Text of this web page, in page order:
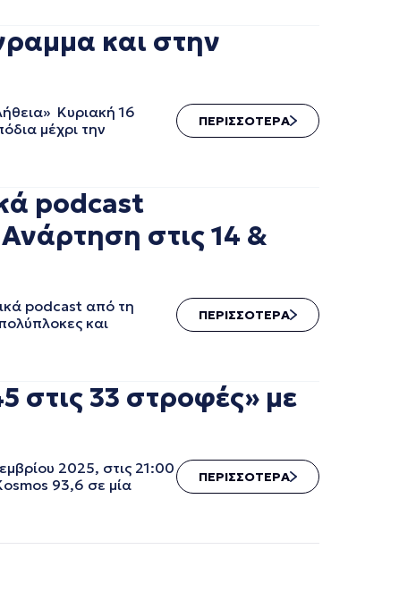
και στην
Κυριακή 16
μέχρι την
ΠΕΡΙΣΣΟΤΕΡΑ
podcast
στις 14 &
podcast από τη
και
ΠΕΡΙΣΣΟΤΕΡΑ
στις 33 στροφές» με
2025, στις 21:00
93,6 σε μία
ΠΕΡΙΣΣΟΤΕΡΑ